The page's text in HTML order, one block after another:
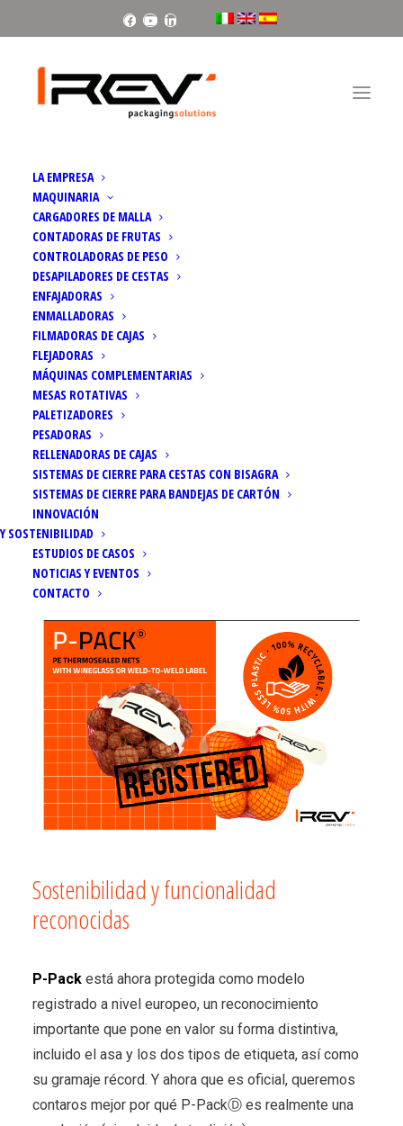
Facebook
YoutubeLinkedin
LA EMPRESA
MAQUINARIA
CARGADORES DE MALLA
CONTADORAS DE FRUTAS
CONTROLADORAS DE PESO
DESAPILADORES DE CESTAS
ENFAJADORAS
ENMALLADORAS
FILMADORAS DE CAJAS
FLEJADORAS
MÁQUINAS COMPLEMENTARIAS
MESAS ROTATIVAS
PALETIZADORES
PESADORAS
RELLENADORAS DE CAJAS
SISTEMAS DE CIERRE PARA CESTAS CON BISAGRA
SISTEMAS DE CIERRE PARA BANDEJAS DE CARTÓN
INNOVACIÓN
Y SOSTENIBILIDAD
ESTUDIOS DE CASOS
NOTICIAS Y EVENTOS
CONTACTO
P-PACK SE CONVIERTE EN UN
MODELO REGISTRADO EN LA UE
Inicio
Noticias
P-Pack se convierte en un modelo registrado en la UE
Sostenibilidad y funcionalidad
reconocidas
P-Pack está ahora protegida como modelo
registrado a nivel europeo, un reconocimiento
importante que pone en valor su forma distintiva,
incluido el asa y los dos tipos de etiqueta, así como
su gramaje récord. Y ahora que es oficial, queremos
contaros mejor por qué P-PackⒹ es realmente una